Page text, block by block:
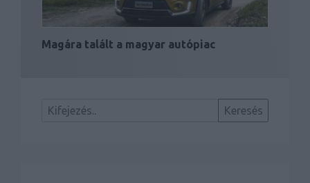
Magára talált a magyar autópiac